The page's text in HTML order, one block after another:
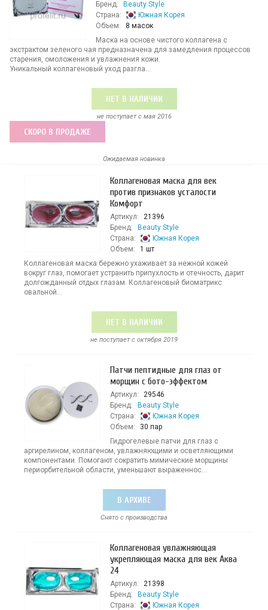
Бренд:
Beauty Style
Страна:
Южная Корея
Объем:
8 масок
Маска на основе чистого коллагена с
экстрактом зеленого чая предназначена для замедления процессов
старения, омоложения и увлажнения кожи.
Уникальный коллагеновый уход разгла...
НЕТ В НАЛИЧИИ
не поступает c мая 2016
СКОРО В ПРОДАЖЕ
Ожидаемая новинка
Коллагеновая маска для век
против признаков усталости
Комфорт
Артикул:
21396
Бренд:
Beauty Style
Страна:
Южная Корея
Объем:
1 шт
Коллагеновая маска бережно ухаживает за нежной кожей
вокруг глаз, помогает устранить припухлость и отечность, дарит
долгожданный отдых глазам. Коллагеновый биоматрикс
овальной...
НЕТ В НАЛИЧИИ
не поступает c октября 2019
Патчи пептидные для глаз от
морщин с бото-эффектом
Артикул:
29546
Бренд:
Beauty Style
Страна:
Южная Корея
Объем:
30 пар
Гидрогелевые патчи для глаз с
аргирелином, коллагеном, увлажняющими и осветляющими
компонентами. Помогают сократить мимические морщины
периорбительной области, уменьшают выраженнос...
В АРХИВЕ
Снято с производства
Коллагеновая увлажняющая
укрепляющая маска для век Аква
24
Артикул:
21398
Бренд:
Beauty Style
Страна:
Южная Корея